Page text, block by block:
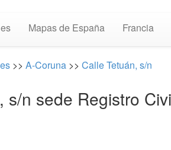
Mapas de España Francia
>> A-Coruna >> Calle Tetuán, s/n
n sede Registro